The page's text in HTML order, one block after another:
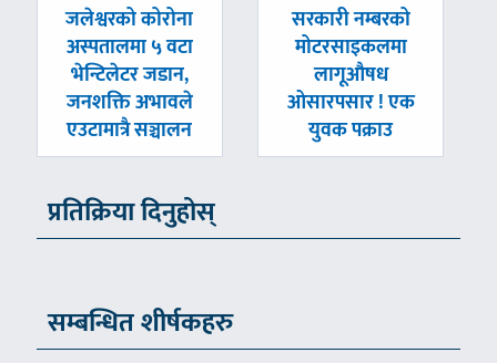
पछिल्लाे
-
जलेश्वरको कोरोना
अस्पतालमा ५ वटा
भेन्टिलेटर जडान,
जनशक्ति अभावले
एउटामात्रै सञ्चालन
अघिल्लाे
-
सरकारी नम्बरको
मोटरसाइकलमा
लागूऔषध
ओसारपसार ! एक
युवक पक्राउ
प्रतिक्रिया दिनुहोस्
सम्बन्धित शीर्षकहरु